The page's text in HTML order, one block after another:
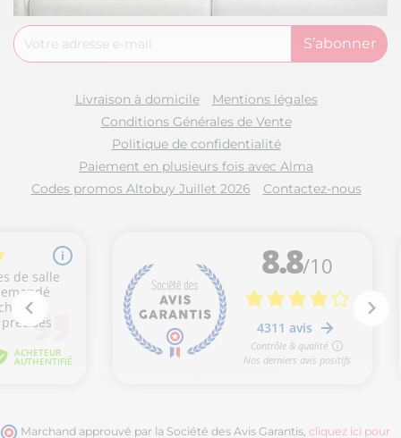
Livraison à domicile
Mentions légales
Conditions Générales de Vente
Politique de confidentialité
Paiement en plusieurs fois avec Alma
Codes promos Altobuy Juillet 2026
Contactez-nous
Marchand approuvé par la Société des Avis Garantis, cliquez ici pour